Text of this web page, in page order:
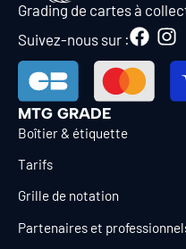
Grading de cartes à
Suivez-nous sur :
MTG GRADE
Boîtier & étiquette
Tarifs
Grille de notation
Partenaires et